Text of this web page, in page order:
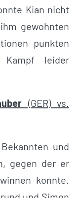
Kian nicht
gewohnten
punkten
leider
(GER) vs.
und
gegen der er
konnte.